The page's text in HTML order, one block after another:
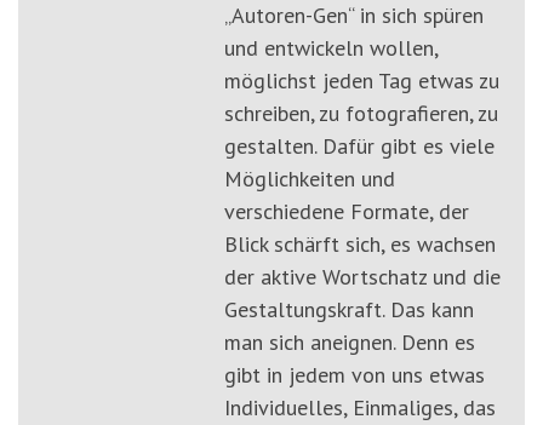
„Autoren-Gen“ in sich spüren
und entwickeln wollen,
möglichst jeden Tag etwas zu
schreiben, zu fotografieren, zu
gestalten. Dafür gibt es viele
Möglichkeiten und
verschiedene Formate, der
Blick schärft sich, es wachsen
der aktive Wortschatz und die
Gestaltungskraft. Das kann
man sich aneignen. Denn es
gibt in jedem von uns etwas
Individuelles, Einmaliges, das